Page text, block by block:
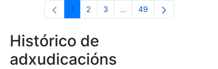
Páxina
1 Páxina
2 Páxina
3 ...Páxinas intermedias Use
Páxina
49
Histórico de
adxudicacións